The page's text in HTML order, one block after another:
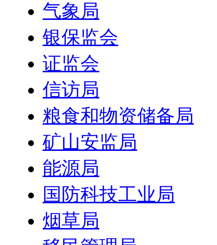
气象局
银保监会
证监会
信访局
粮食和物资储备局
矿山安监局
能源局
国防科技工业局
烟草局